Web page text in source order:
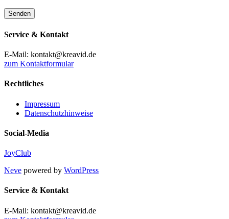
Service & Kontakt
E-Mail: kontakt@kreavid.de
zum Kontaktformular
Rechtliches
Impressum
Datenschutzhinweise
Social-Media
JoyClub
Neve powered by WordPress
Service & Kontakt
E-Mail: kontakt@kreavid.de